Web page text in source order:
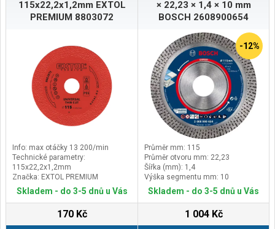
115x22,2x1,2mm EXTOL
PREMIUM 8803072
Info: max otáčky 13 200/min
Technické parametry:
115x22,2x1,2mm
Značka: EXTOL PREMIUM
Doplňující parametr: použití za
sucha i s chlazením vodou
Skladem - do 3-5 dnů u Vás
170 Kč
× 22,23 × 1,4 × 10 mm
BOSCH 2608900654
-12%
Průměr mm: 115
Průměr otvoru mm: 22,23
Šířka (mm): 1,4
Výška segmentu mm: 10
Skladem - do 3-5 dnů u Vás
1 004 Kč